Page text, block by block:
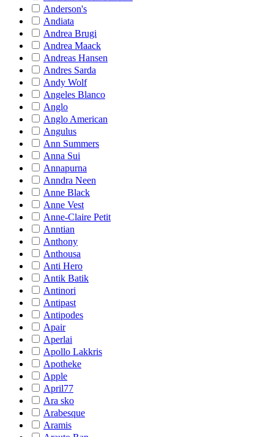
Anderson's
Andiata
Andrea Brugi
Andrea Maack
Andreas Hansen
Andres Sarda
Andy Wolf
Angeles Blanco
Anglo
Anglo American
Angulus
Ann Summers
Anna Sui
Annapurna
Anndra Neen
Anne Black
Anne Vest
Anne-Claire Petit
Anntian
Anthony
Anthousa
Anti Hero
Antik Batik
Antinori
Antipast
Antipodes
Apair
Aperlai
Apollo Lakkris
Apotheke
Apple
April77
Ara sko
Arabesque
Aramis